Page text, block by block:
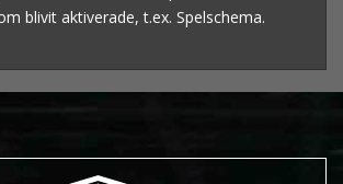
blivit aktiverade, t.ex. Spelschema.